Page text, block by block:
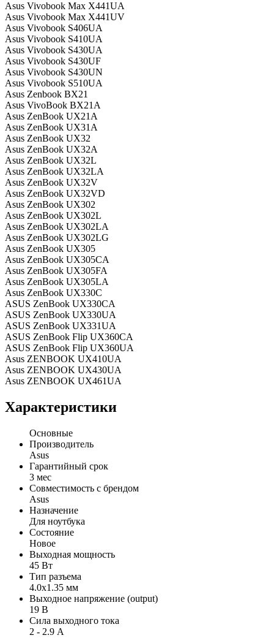
Asus Vivobook Max X441UA
Asus Vivobook Max X441UV
Asus Vivobook S406UA
Asus Vivobook S410UA
Asus Vivobook S430UA
Asus Vivobook S430UF
Asus Vivobook S430UN
Asus Vivobook S510UA
Asus Zenbook BX21
Asus VivoBook BX21A
Asus ZenBook UX21A
Asus ZenBook UX31A
Asus ZenBook UX32
Asus ZenBook UX32A
Asus ZenBook UX32L
Asus ZenBook UX32LA
Asus ZenBook UX32V
Asus ZenBook UX32VD
Asus ZenBook UX302
Asus ZenBook UX302L
Asus ZenBook UX302LA
Asus ZenBook UX302LG
Asus ZenBook UX305
Asus ZenBook UX305CA
Asus ZenBook UX305FA
Asus ZenBook UX305LA
Asus ZenBook UX330C
ASUS ZenBook UX330CA
ASUS ZenBook UX330UA
ASUS ZenBook UX331UA
ASUS ZenBook Flip UX360CA
ASUS ZenBook Flip UX360UA
Asus ZENBOOK UX410UA
Asus ZENBOOK UX430UA
Asus ZENBOOK UX461UA
Характеристики
Основные
Производитель
Asus
Гарантийный срок
3 мес
Совместимость с брендом
Asus
Назначение
Для ноутбука
Состояние
Новое
Выходная мощность
45 Вт
Тип разъема
4.0x1.35 мм
Выходное напряжение (output)
19 В
Сила выходного тока
2 - 2.9 А